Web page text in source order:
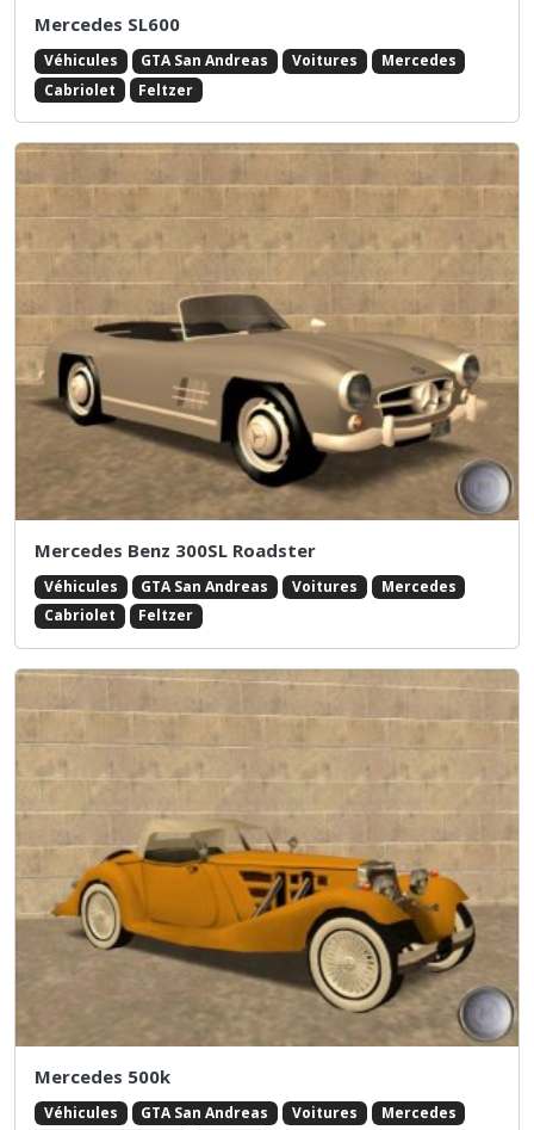
Mercedes SL600
Véhicules GTA San Andreas Voitures
Mercedes
Cabriolet
Feltzer
Mercedes Benz 300SL Roadster
Véhicules GTA San Andreas Voitures
Mercedes
Cabriolet
Feltzer
Mercedes 500k
Véhicules GTA San Andreas Voitures
Mercedes